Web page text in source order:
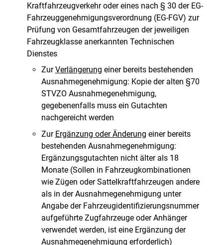
Kraftfahrzeugverkehr oder eines nach § 30 der EG-
Fahrzeuggenehmigungsverordnung (EG-FGV) zur
Prüfung von Gesamtfahrzeugen der jeweiligen
Fahrzeugklasse anerkannten Technischen
Dienstes
ZurVerlängerung einer bereits bestehenden
Ausnahmegenehmigung: Kopie der alten §70
STVZO Ausnahmegenehmigung,
gegebenenfalls muss ein Gutachten
nachgereicht werden
Zur Ergänzung oder Änderung einer bereits
bestehenden Ausnahmegenehmigung:
Ergänzungsgutachten nicht älter als 18
Monate (Sollen in Fahrzeugkombinationen
wie Zügen oder Sattelkraftfahrzeugen andere
als in der Ausnahmegenehmigung unter
Angabe der Fahrzeugidentifizierungsnummer
aufgeführte Zugfahrzeuge oder Anhänger
verwendet werden, ist eine Ergänzung der
Ausnahmegenehmigung erforderlich)